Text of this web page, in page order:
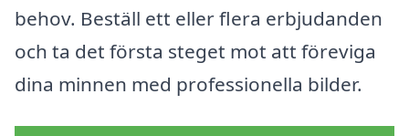
behov. Beställ ett eller flera erbjudanden
och ta det första steget mot att föreviga
dina minnen med professionella bilder.